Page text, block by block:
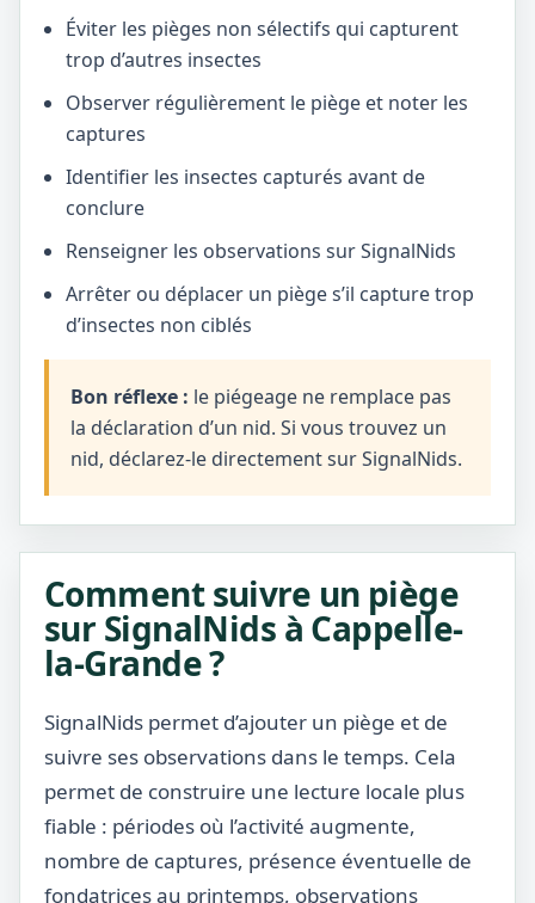
Éviter les pièges non sélectifs qui capturent
trop d’autres insectes
Observer régulièrement le piège et noter les
captures
Identifier les insectes capturés avant de
conclure
Renseigner les observations sur SignalNids
Arrêter ou déplacer un piège s’il capture trop
d’insectes non ciblés
Bon réflexe : le piégeage ne remplace pas
la déclaration d’un nid. Si vous trouvez un
nid, déclarez-le directement sur SignalNids.
Comment suivre un piège
sur SignalNids à Cappelle-
la-Grande ?
SignalNids permet d’ajouter un piège et de
suivre ses observations dans le temps. Cela
permet de construire une lecture locale plus
fiable : périodes où l’activité augmente,
nombre de captures, présence éventuelle de
fondatrices au printemps, observations